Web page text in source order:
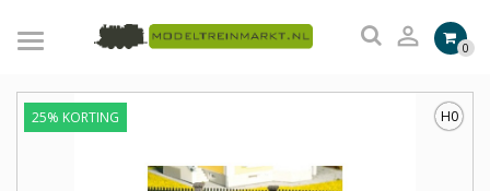
 0
H0
25% KORTING